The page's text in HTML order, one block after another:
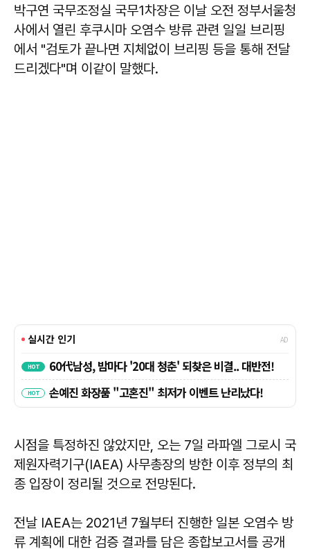
박구연 국무조정실 국무1차장은 이날 오전 정부서울청
사에서 열린 후쿠시마 오염수 방류 관련 일일 브리핑
에서 "검토가 끝나면 지체없이 브리핑 등을 통해 전달
드리겠다"며 이같이 말했다.
시점을 특정하진 않았지만, 오는 7일 라파엘 그로시 국
제원자력기구(IAEA) 사무총장의 방한 이후 정부의 최
종 입장이 정리될 것으로 전망된다.
전날 IAEA는 2021년 7월부터 진행한 일본 오염수 방
류 계획에 대한 검증 결과를 담은 종합보고서를 공개